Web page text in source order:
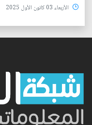
الأربعاء 03 كانون الأول 2025